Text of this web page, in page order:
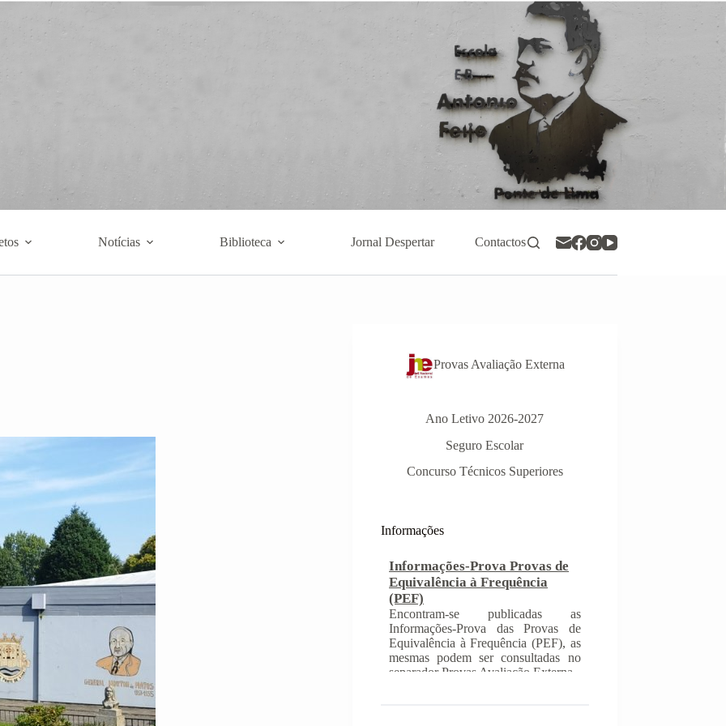
Notícias Biblioteca Jornal Despertar Contactos
Provas Avaliação Externa
Ano Letivo 2026-2027
Seguro Escolar
Concurso Técnicos Superiores
Informações
Informações-Prova Provas de
Equivalência à Frequência
Informações-Prova das Provas de
mesmas podem ser consultadas no
separador Provas Avaliação Externa.
INSCRIÇÃO NAS PROVAS
FINAIS E NAS PROVAS DE
EQUIVALÊNCIA À
FREQUÊNCIA
Com a publicação da Norma 1 do